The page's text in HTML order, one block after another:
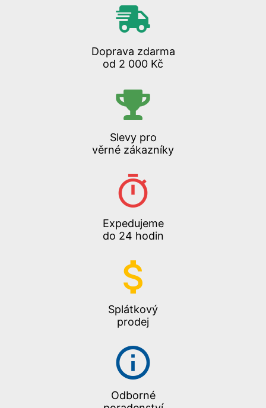
Doprava zdarma
od 2 000 Kč
Slevy pro
věrné zákazníky
Expedujeme
do 24 hodin
Splátkový
prodej
Odborné